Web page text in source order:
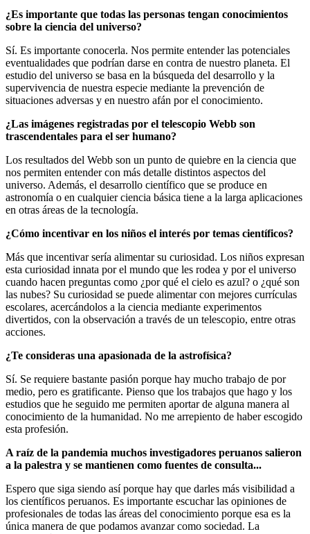
¿Es importante que todas las personas tengan conocimientos
sobre la ciencia del universo?
Sí. Es importante conocerla. Nos permite entender las potenciales
eventualidades que podrían darse en contra de nuestro planeta. El
estudio del universo se basa en la búsqueda del desarrollo y la
supervivencia de nuestra especie mediante la prevención de
situaciones adversas y en nuestro afán por el conocimiento.
¿Las imágenes registradas por el telescopio Webb son
trascendentales para el ser humano?
Los resultados del Webb son un punto de quiebre en la ciencia que
nos permiten entender con más detalle distintos aspectos del
universo. Además, el desarrollo científico que se produce en
astronomía o en cualquier ciencia básica tiene a la larga aplicaciones
en otras áreas de la tecnología.
¿Cómo incentivar en los niños el interés por temas científicos?
Más que incentivar sería alimentar su curiosidad. Los niños expresan
esta curiosidad innata por el mundo que les rodea y por el universo
cuando hacen preguntas como ¿por qué el cielo es azul? o ¿qué son
las nubes? Su curiosidad se puede alimentar con mejores currículas
escolares, acercándolos a la ciencia mediante experimentos
divertidos, con la observación a través de un telescopio, entre otras
acciones.
¿Te consideras una apasionada de la astrofísica?
Sí. Se requiere bastante pasión porque hay mucho trabajo de por
medio, pero es gratificante. Pienso que los trabajos que hago y los
estudios que he seguido me permiten aportar de alguna manera al
conocimiento de la humanidad. No me arrepiento de haber escogido
esta profesión.
A raíz de la pandemia muchos investigadores peruanos salieron
a la palestra y se mantienen como fuentes de consulta...
Espero que siga siendo así porque hay que darles más visibilidad a
los científicos peruanos. Es importante escuchar las opiniones de
profesionales de todas las áreas del conocimiento porque esa es la
única manera de que podamos avanzar como sociedad. La